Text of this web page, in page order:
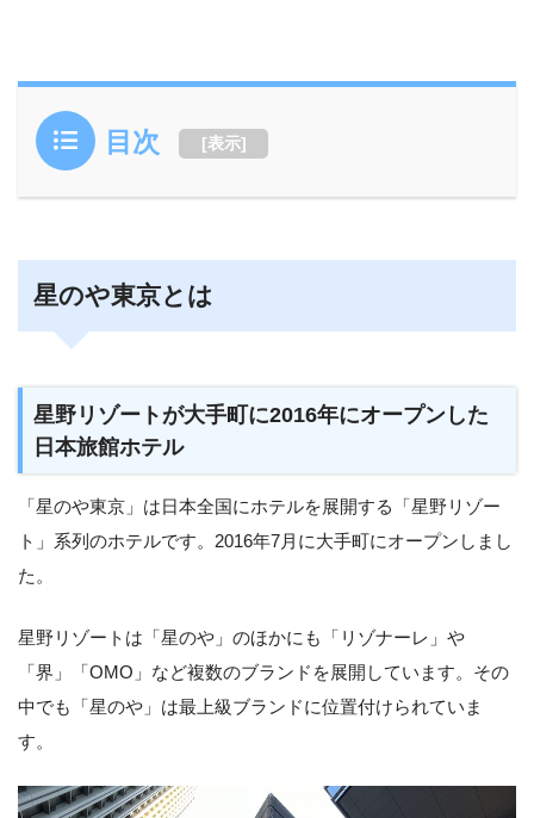
目次 [表示]
星のや東京とは
星野リゾートが大手町に2016年にオープンした
日本旅館ホテル
「星のや東京」は日本全国にホテルを展開する「星野リゾー
ト」系列のホテルです。2016年7月に大手町にオープンしまし
た。
星野リゾートは「星のや」のほかにも「リゾナーレ」や
「界」「OMO」など複数のブランドを展開しています。その
中でも「星のや」は最上級ブランドに位置付けられていま
す。